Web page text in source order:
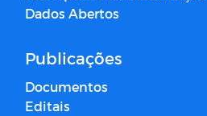
Dados Abertos
Publicações
Documentos
Editais